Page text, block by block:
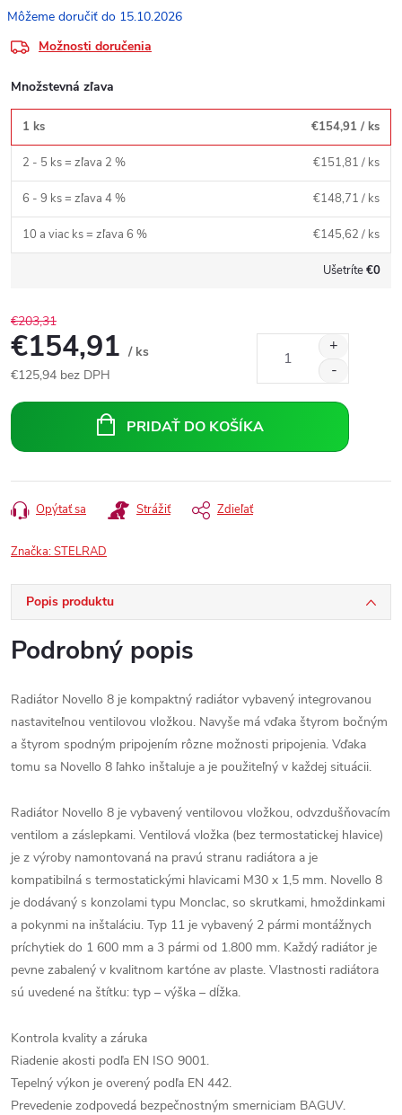
15.10.2026
Možnosti doručenia
Množstevná zľava
1 ks €154,91 / ks
2 - 5 ks = zľava 2 % €151,81 / ks
6 - 9 ks = zľava 4 % €148,71 / ks
10 a viac ks = zľava 6 % €145,62 / ks
Ušetríte€0
€203,31
€154,91 / ks
€125,94 bez DPH
cena:
PRIDAŤ DO KOŠÍKA
Opýtať sa Strážiť Zdieľať
Značka:STELRAD
Popis produktu
Podrobný popis
Radiátor Novello 8 je kompaktný radiátor vybavený integrovanou
nastaviteľnou ventilovou vložkou. Navyše má vďaka štyrom bočným
a štyrom spodným pripojením rôzne možnosti pripojenia. Vďaka
tomu sa Novello 8 ľahko inštaluje a je použiteľný v každej situácii.
Radiátor Novello 8 je vybavený ventilovou vložkou, odvzdušňovacím
ventilom a záslepkami. Ventilová vložka (bez termostatickej hlavice)
je z výroby namontovaná na pravú stranu radiátora a je
kompatibilná s termostatickými hlavicami M30 x 1,5 mm. Novello 8
je dodávaný s konzolami typu Monclac, so skrutkami, hmoždinkami
a pokynmi na inštaláciu. Typ 11 je vybavený 2 pármi montážnych
príchytiek do 1 600 mm a 3 pármi od 1.800 mm. Každý radiátor je
pevne zabalený v kvalitnom kartóne av plaste. Vlastnosti radiátora
sú uvedené na štítku: typ – výška – dĺžka.
Kontrola kvality a záruka
Riadenie akosti podľa EN ISO 9001.
Tepelný výkon je overený podľa EN 442.
Prevedenie zodpovedá bezpečnostným smerniciam BAGUV.